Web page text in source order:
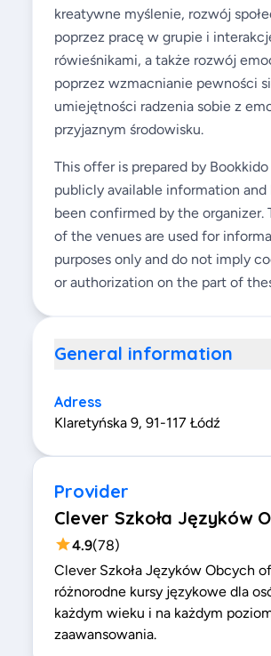
kreatywne myślenie, rozwój
poprzez pracę w grupie i
rówieśnikami, a także rozwój
poprzez wzmacnianie pewności
umiejętności radzenia sobie z
przyjaznym środowisku.
This offer is prepared by Bookkido
publicly available information and
been confirmed by the organizer.
of the venues are used for
purposes only and do not imply
or authorization on the part of
General information
Adress
Klaretyńska 9, 91-117 Łódź
Provider
Clever Szkoła Języków
4.9(78)
Clever Szkoła Języków Obcych
różnorodne kursy językowe dla
każdym wieku i na każdym
zaawansowania.